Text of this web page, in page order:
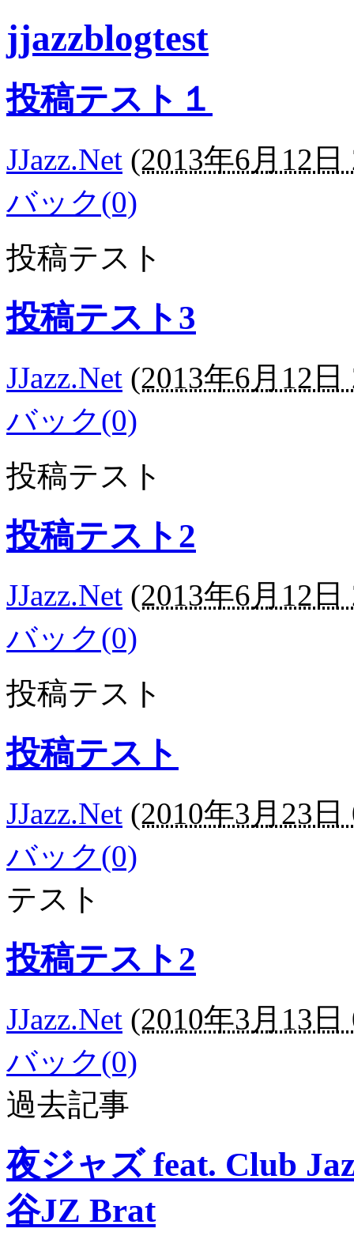
jjazzblogtest
投稿テスト１
JJazz.Net (2013年6月12日
バック(0)
投稿テスト
投稿テスト3
JJazz.Net (2013年6月12日
バック(0)
投稿テスト
投稿テスト2
JJazz.Net (2013年6月12日
バック(0)
投稿テスト
投稿テスト
JJazz.Net (2010年3月23日
バック(0)
テスト
投稿テスト2
JJazz.Net (2010年3月13日
バック(0)
過去記事
夜ジャズ feat. Club
谷JZ Brat